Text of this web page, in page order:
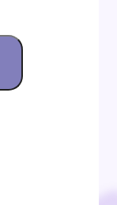
停止を求
定によ
への回
集計さ